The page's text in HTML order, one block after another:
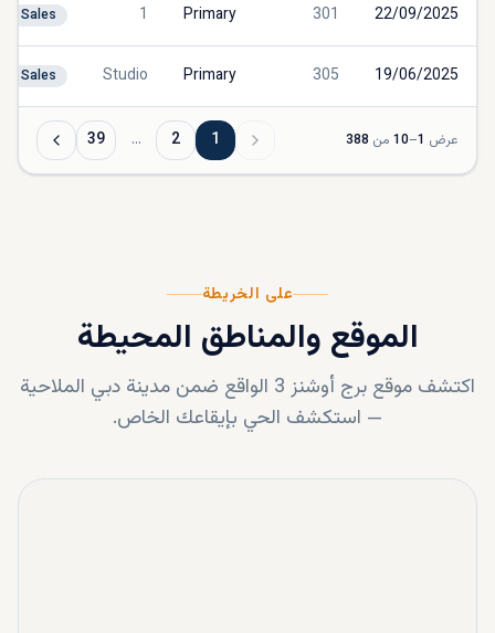
22/09/2025
301
Primary
1
Sales
19/06/2025
305
Primary
Studio
Sales
عرض 1
–
10 من 388
1
2
…
39
على الخريطة
الموقع والمناطق المحيطة
اكتشف موقع برج أوشنز 3 الواقع ضمن مدينة دبي الملاحية
— استكشف الحي بإيقاعك الخاص.